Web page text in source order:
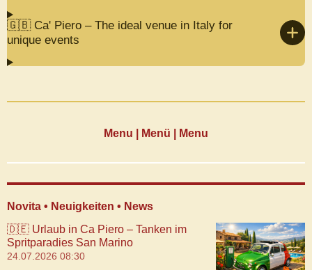
🇬🇧 Ca' Piero – The ideal venue in Italy for
unique events
Menu | Menü | Menu
Novita • Neuigkeiten • News
🇩🇪 Urlaub in Ca Piero – Tanken im
Spritparadies San Marino
24.07.2026 08:30